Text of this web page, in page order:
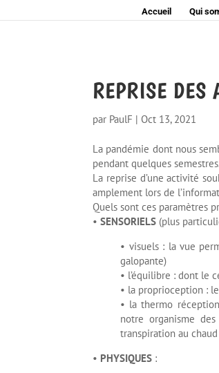
Accueil Qui
REPRISE DES
par PaulF | Oct 13, 2021
La pandémie dont nous
pendant quelques
La reprise d’une activité
amplement lors de
Quels sont ces paramètres
•SENSORIELS (plus
• visuels : la vue
galopante)
• l’équilibre : dont le
• la proprioception :
• la thermo
notre organisme
transpiration au
• PHYSIQUES :